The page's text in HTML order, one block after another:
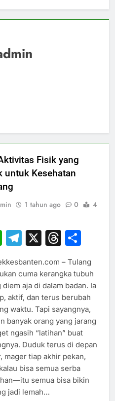
Fisik yang
untuk Kesehatan
1 tahun ago 0
4
WhatsApp
Telegram
X
– Tulang
cuma kerangka tubuh
diem aja di dalam badan. Ia
aktif, dan terus berubah
waktu. Tapi sayangnya,
banyak orang yang jarang
ngasih “latihan” buat
Duduk terus di depan
mager tiap akhir pekan,
bisa semua serba
semua bisa bikin
jadi lemah…